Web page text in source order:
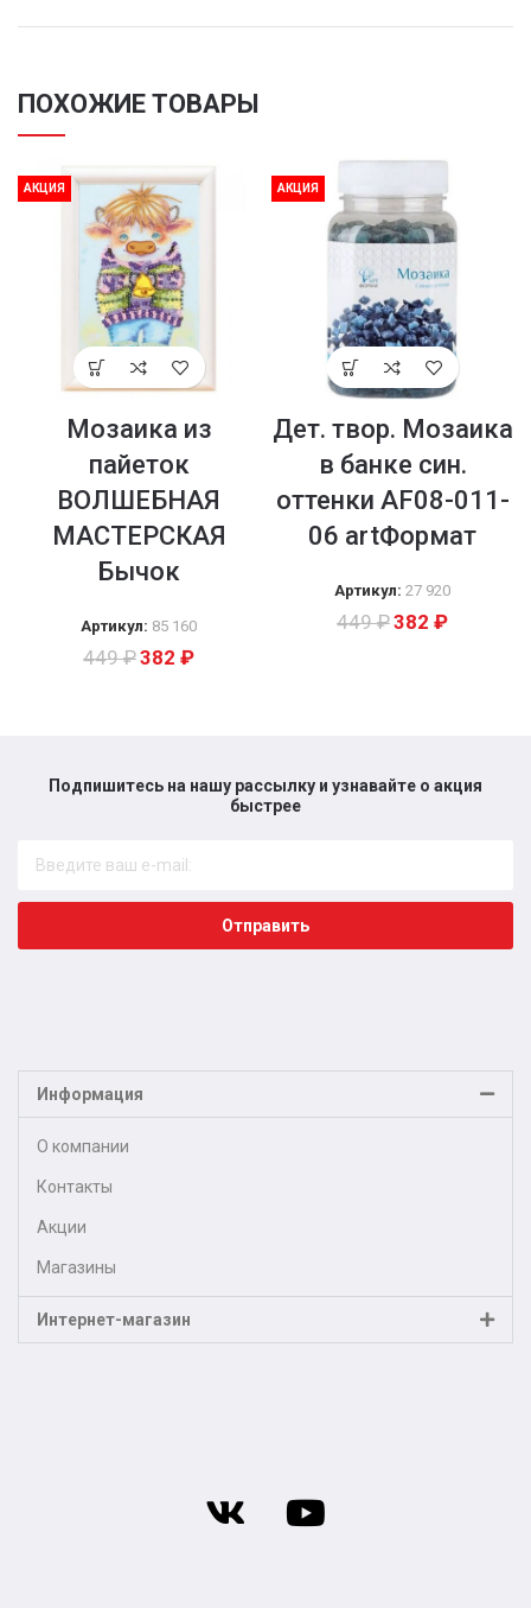
ПОХОЖИЕ ТОВАРЫ
АКЦИЯ
Мозаика из
пайеток
ВОЛШЕБНАЯ
МАСТЕРСКАЯ
Бычок
Артикул: 85 160
449₽382 ₽
АКЦИЯ
Дет. твор. Мозаика
в банке син.
оттенки AF08-011-
06 artФормат
Артикул: 27 920
449₽382 ₽
Подпишитесь на нашу рассылку и узнавайте о акция
быстрее​
Отправить
Информация
О компании
Контакты
Акции
Магазины
Интернет-магазин